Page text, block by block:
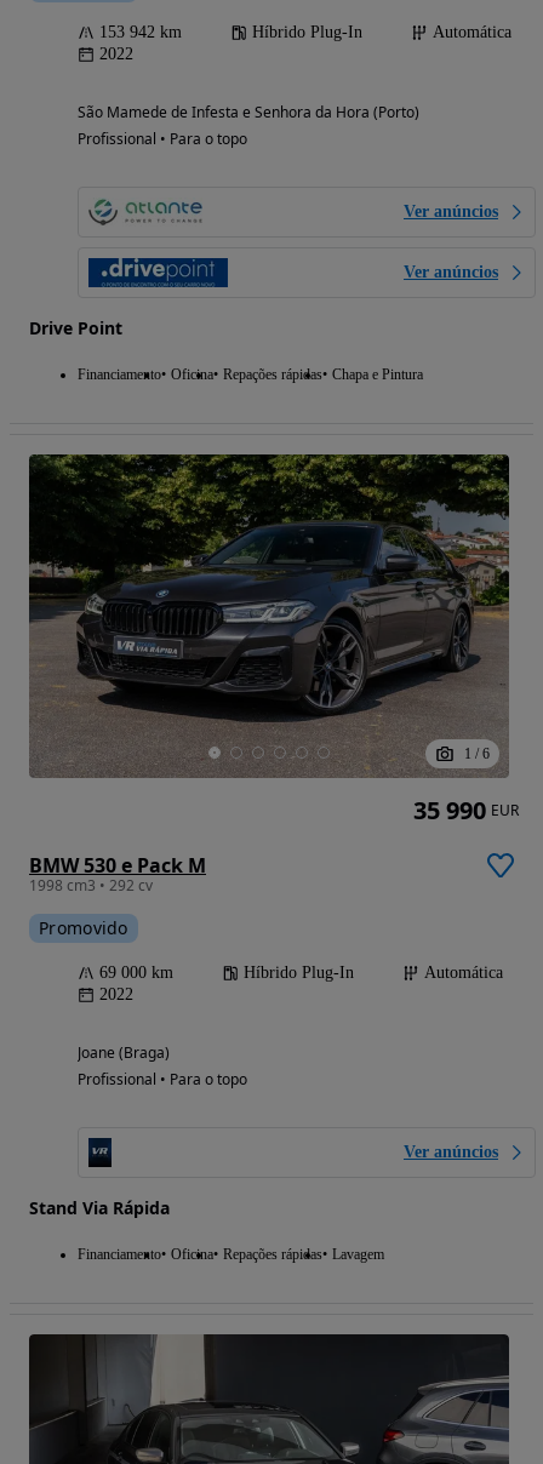
153 942 km Híbrido Plug-In
Automática
2022
São Mamede de Infesta e Senhora da Hora (Porto)
Profissional • Para o topo
Ver anúncios
Ver anúncios
Drive Point
Financiamento Oficina Repações rápidas Chapa e Pintura
1 / 6
BMW 530 e Pack M
1998 cm3 • 292 cv
Promovido
69 000 km Híbrido Plug-In
Automática
2022
Joane (Braga)
Profissional • Para o topo
Ver anúncios
Stand Via Rápida
Financiamento Oficina Repações rápidas Lavagem
35 990 EUR